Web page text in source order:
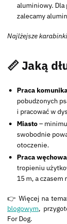
aluminiowy. Dla
zalecamy
Najlżejsze
📏 Jaką
Praca
pobudzonych
i pracować w
Miasto–
swobodnie
otoczenie.
Praca węchowa
tropieniu
15 m, a
👉 Więcej na
blogowym,
For Dog.